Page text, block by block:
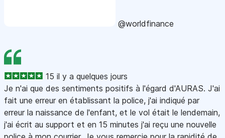
@worldfinance
15 il y a quelques jours
Je n'ai que des sentiments positifs à l'égard d'AURAS. J'ai
fait une erreur en établissant la police, j'ai indiqué par
erreur la naissance de l'enfant, et le vol était le lendemain,
j'ai écrit au support et en 15 minutes j'ai reçu une nouvelle